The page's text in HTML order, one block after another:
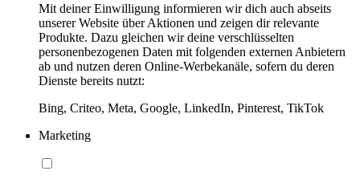
Mit deiner Einwilligung informieren wir dich auch abseits
unserer Website über Aktionen und zeigen dir relevante
Produkte. Dazu gleichen wir deine verschlüsselten
personenbezogenen Daten mit folgenden externen Anbietern
ab und nutzen deren Online-Werbekanäle, sofern du deren
Dienste bereits nutzt:
Bing, Criteo, Meta, Google, LinkedIn, Pinterest, TikTok
Marketing